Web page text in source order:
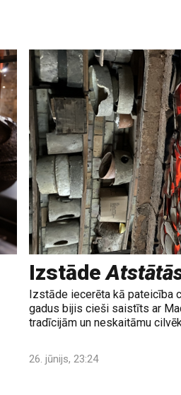
Izstāde
Izstāde iecerēta kā pateicība
gadus bijis cieši saistīts ar
tradīcijām un neskaitāmu
26. jūnijs, 23:24